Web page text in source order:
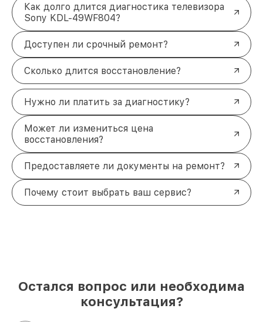
Как долго длится диагностика телевизора
Sony KDL-49WF804?
Доступен ли срочный ремонт?
Сколько длится восстановление?
Нужно ли платить за диагностику?
Может ли измениться цена
восстановления?
Предоставляете ли документы на ремонт?
Почему стоит выбрать ваш сервис?
Остался вопрос или необходима
консультация?